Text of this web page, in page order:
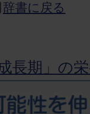
辞書に戻る
長期」の